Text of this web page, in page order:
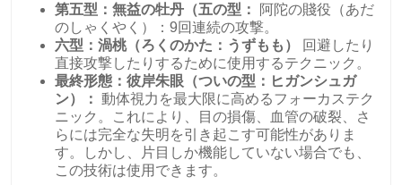
第五型：無益の牡丹（五の型：
阿陀の賤役（あだ
のしゃくやく）：9回連続の攻撃。
六型：渦桃（ろくのかた：うずもも）
回避したり
直接攻撃したりするために使用するテクニック。
最終形態：彼岸朱眼（ついの型：ヒガンシュガ
ン）： 動体視力を最大限に高めるフォーカステク
ニック。これにより、目の損傷、血管の破裂、さ
らには完全な失明を引き起こす可能性がありま
す。しかし、片目しか機能していない場合でも、
この技術は使用できます。